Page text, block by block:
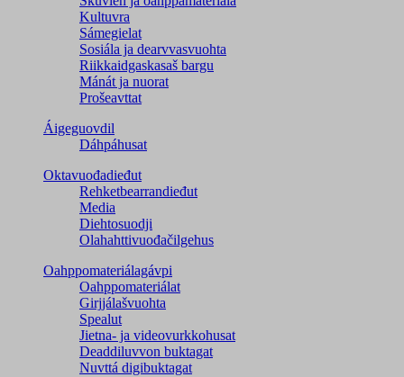
Kultuvra
Sámegielat
Sosiála ja dearvvasvuohta
Riikkaidgaskasaš bargu
Mánát ja nuorat
Prošeavttat
Áigeguovdil
Dáhpáhusat
Oktavuođadieđut
Rehketbearrandieđut
Media
Diehtosuodji
Olahahttivuođačilgehus
Oahppomateriálagávpi
Oahppomateriálat
Girjjálašvuohta
Spealut
Jietna- ja videovurkkohusat
Deaddiluvvon buktagat
Nuvttá digibuktagat